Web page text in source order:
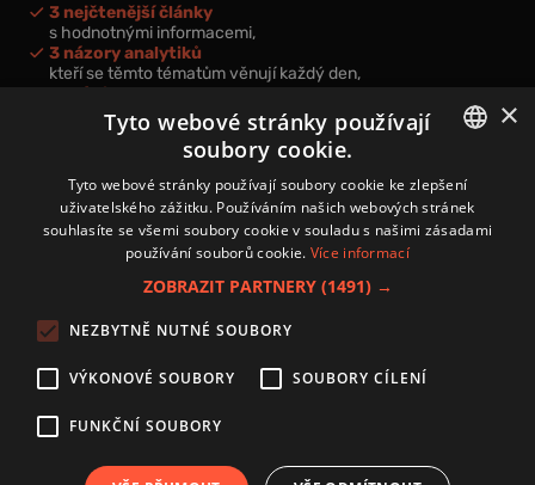
3 nejčtenější články
s hodnotnými informacemi,
3 názory analytiků
kteří se těmto tématům věnují každý den,
nová videa a podcasty
k prohloubení vašich znalostí.
Přihlášením k newsletteru vyjadřujete svůj souhlas spodmínkami
zpracování osobních údajů.
Zásady používání souborů cookies
Autoři
Nastavení cookies
CZECH
×
Tyto webové stránky používají
soubory cookie.
Tyto webové stránky používají soubory cookie ke zlepšení
uživatelského zážitku. Používáním našich webových stránek
souhlasíte se všemi soubory cookie v souladu s našimi zásadami
používání souborů cookie. Více informací
ZOBRAZIT PARTNERY (1491) →
NEZBYTNĚ NUTNÉ SOUBORY
VÝKONOVÉ SOUBORY SOUBORY CÍLENÍ
FUNKČNÍ SOUBORY